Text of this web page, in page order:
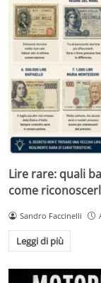
Lire rare: quali
come
Sandro Faccinelli
Leggi di più